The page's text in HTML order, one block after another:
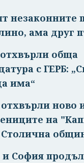
незаконните
ама друг
обща
с ГЕРБ:
има“
ново
на
и София